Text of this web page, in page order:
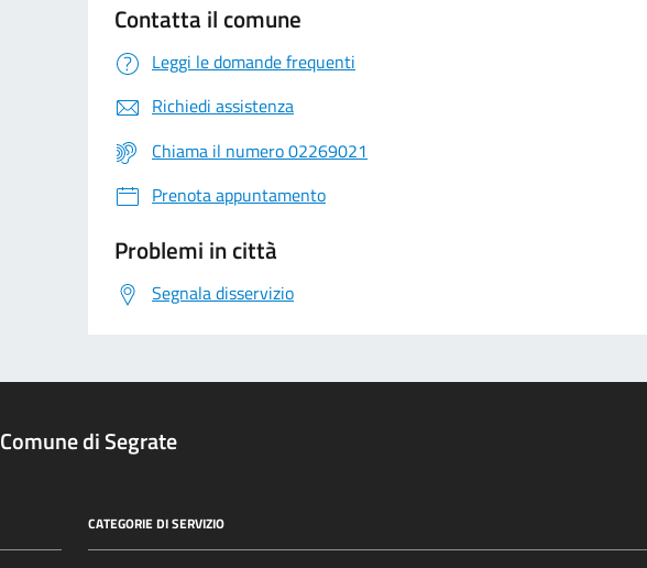
Contatta il comune
Leggi le domande frequenti
Richiedi assistenza
Chiama il numero 02269021
Prenota appuntamento
Problemi in città
Segnala disservizio
Comune di Segrate
CATEGORIE DI SERVIZIO